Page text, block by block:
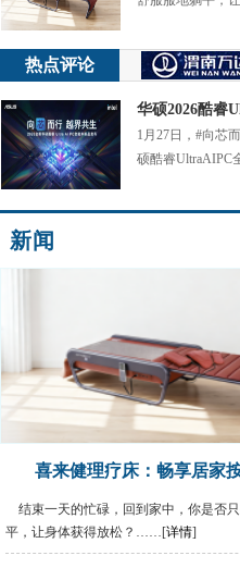
热点评论
华硕2026酷睿
1月27日，#向芯
硕酷睿UltraAIPC
新闻
喜来健理疗床：畅享居家
结束一天的忙碌，回到家中，你是否
平，让身体获得放松？……[详情]